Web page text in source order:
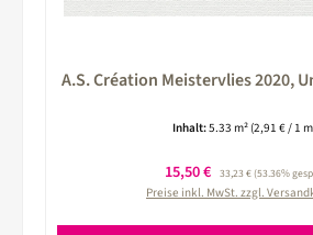
A.S. Création Meistervlies 2020,
Inhalt:5.33 m² (2,91 € / 1
Verkaufspreis:
15,50 € Regulärer Preis:
33,23 €(53.36%
Preise inkl. MwSt. zzgl.